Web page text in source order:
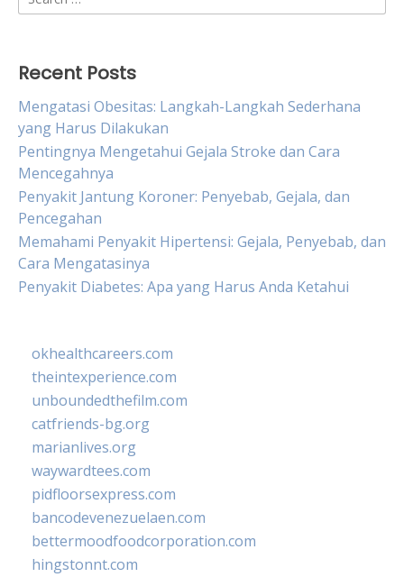
for:
Recent Posts
Mengatasi Obesitas: Langkah-Langkah Sederhana
yang Harus Dilakukan
Pentingnya Mengetahui Gejala Stroke dan Cara
Mencegahnya
Penyakit Jantung Koroner: Penyebab, Gejala, dan
Pencegahan
Memahami Penyakit Hipertensi: Gejala, Penyebab, dan
Cara Mengatasinya
Penyakit Diabetes: Apa yang Harus Anda Ketahui
okhealthcareers.com
theintexperience.com
unboundedthefilm.com
catfriends-bg.org
marianlives.org
waywardtees.com
pidfloorsexpress.com
bancodevenezuelaen.com
bettermoodfoodcorporation.com
hingstonnt.com